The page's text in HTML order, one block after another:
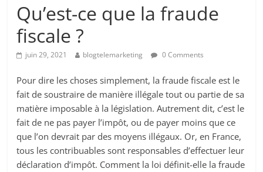
Qu’est-ce que la fraude
fiscale ?
juin 29, 2021 blogtelemarketing 0 Comments
Pour dire les choses simplement, la fraude fiscale est le
fait de soustraire de manière illégale tout ou partie de sa
matière imposable à la législation. Autrement dit, c’est le
fait de ne pas payer l’impôt, ou de payer moins que ce
que l’on devrait par des moyens illégaux. Or, en France,
tous les contribuables sont responsables d’effectuer leur
déclaration d’impôt. Comment la loi définit-elle la fraude